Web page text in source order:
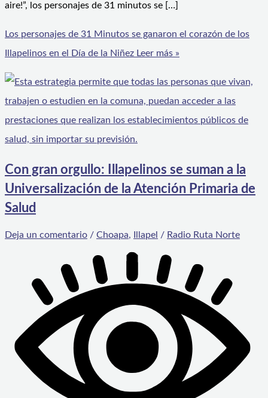
aire!”, los personajes de 31 minutos se […]
Los personajes de 31 Minutos se ganaron el corazón de los
Illapelinos en el Día de la Niñez Leer más »
Con gran orgullo: Illapelinos se suman a la
Universalización de la Atención Primaria de
Salud
Deja un comentario / Choapa, Illapel / Radio Ruta Norte